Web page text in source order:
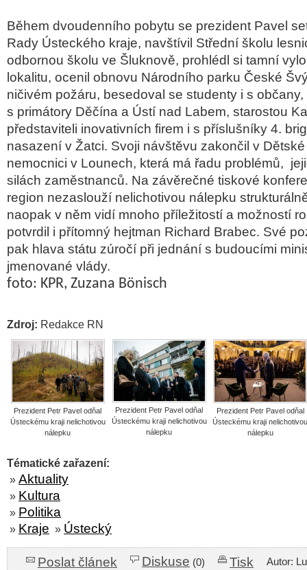
Během dvoudenního pobytu se prezident Pavel
Rady Ústeckého kraje, navštívil Střední školu
odbornou školu ve Šluknově, prohlédl si tamní
lokalitu, ocenil obnovu Národního parku České
ničivém požáru, besedoval se studenty i s
s primátory Děčína a Ústí nad Labem, starostou
představiteli inovativních firem i s příslušníky 4.
nasazení v Žatci. Svoji návštěvu zakončil v
nemocnici v Lounech, která má řadu problémů,
silách zaměstnanců. Na závěrečné tiskové
region nezaslouží nelichotivou nálepku
naopak v něm vidí mnoho příležitostí a možností
potvrdil i přítomný hejtman Richard Brabec. Své
pak hlava státu zúročí při jednání s budoucími
jmenované vlády.
foto: KPR, Zuzana Bönisch
Zdroj: Redakce RN
Prezident Petr Pavel odňal
Ústeckému kraji nelichotivou
nálepku
Prezident Petr Pavel odňal
Ústeckému kraji nelichotivou
nálepku
Prezident Petr Pavel odňal
Ústeckému kraji nelichotivou
nálepku
Tématické zařazení:
» Aktuality
» Kultura
» Politika
» Kraje » Ústecký
Poslat článek Diskuse (0) Tisk
Autor: